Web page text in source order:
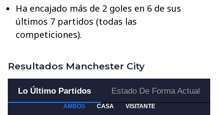
Ha encajado más de 2 goles en 6 de sus
últimos 7 partidos (todas las
competiciones).
Resultados Manchester City